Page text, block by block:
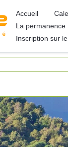
Accueil
La permanence
Inscription sur